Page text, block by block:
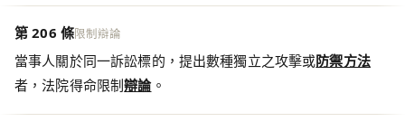
第 206 條限制辯論
當事人關於同一訴訟標的，提出數種獨立之攻擊或防禦方法
者，法院得命限制辯論。